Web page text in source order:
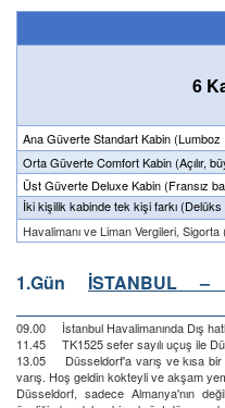
6
Ana Güverte Standart Kabin(Lumboz
Orta Güverte Comfort Kabin (Açılır,
Üst Güverte Deluxe Kabin (Fransız
İki kişilik kabinde tek kişi farkı
Havalimanı ve Liman Vergileri, Sigorta
1.Gün İSTANBUL –
09.00 İstanbul Havalimanında Dış
11.45 TK1525 sefer sayılı uçuş ile
13.05 Düsseldorf'a varış ve kısa bir
varış. Hoş geldin kokteyli ve akşam
Düsseldorf, sadece Almanya'nın